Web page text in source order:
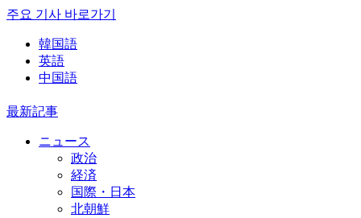
주요 기사 바로가기
韓国語
英語
中国語
最新記事
ニュース
政治
経済
国際・日本
北朝鮮